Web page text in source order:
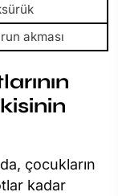
akması
çocukların
kadar